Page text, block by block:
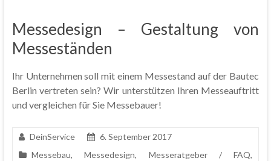
Messedesign – Gestaltung von
Messeständen
Ihr Unternehmen soll mit einem Messestand auf der Bautec
Berlin vertreten sein? Wir unterstützen Ihren Messeauftritt
und vergleichen für Sie Messebauer!
DeinService
6. September 2017
Messebau,Messedesign, Messeratgeber / FAQ,